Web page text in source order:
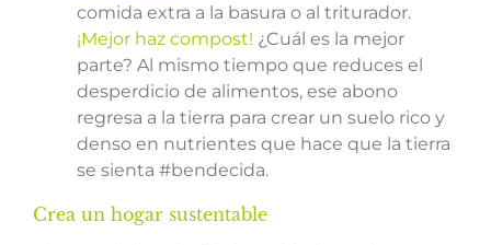
comida extra a la basura o al triturador.
¡Mejor haz compost! ¿Cuál es la mejor
parte? Al mismo tiempo que reduces el
desperdicio de alimentos, ese abono
regresa a la tierra para crear un suelo rico y
denso en nutrientes que hace que la tierra
se sienta #bendecida.
Crea un hogar sustentable